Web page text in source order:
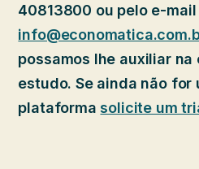
40813800 ou pelo e-mail
possamos lhe auxiliar na
estudo. Se ainda não for
plataformasolicite um